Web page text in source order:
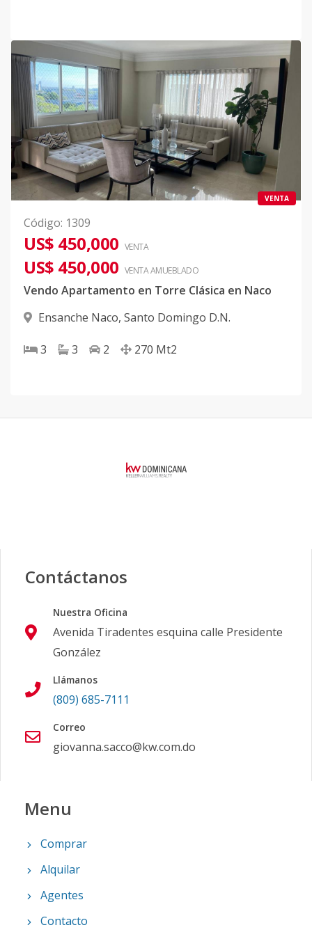
VENTA
Código: 1309
US$ 450,000 VENTA
US$ 450,000 VENTA AMUEBLADO
Vendo Apartamento en Torre Clásica en Naco
Ensanche Naco, Santo Domingo D.N.
3 3 2 270 Mt2
Contáctanos
Nuestra Oficina
Avenida Tiradentes esquina calle Presidente
González
Llámanos
(809) 685-7111
Correo
giovanna.sacco@kw.com.do
Menu
Comprar
Alquilar
Agentes
Contacto